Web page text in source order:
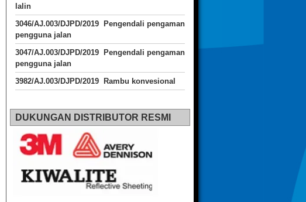
lalin
3046/AJ.003/DJPD/2019 Pengendali pengaman
pengguna jalan
3047/AJ.003/DJPD/2019 Pengendali pengaman
pengguna jalan
3982/AJ.003/DJPD/2019 Rambu konvesional
DUKUNGAN DISTRIBUTOR RESMI